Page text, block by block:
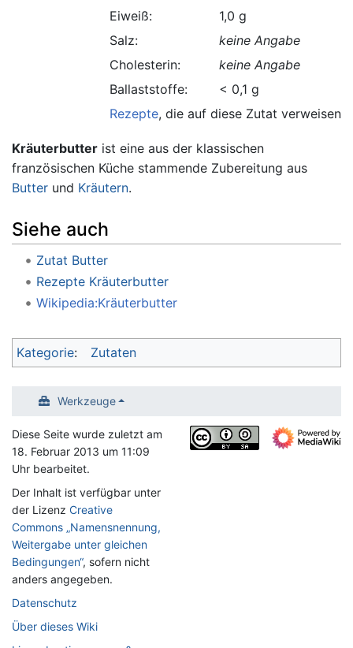
Eiweiß:
1,0 g
Salz:
keine Angabe
Cholesterin:
keine Angabe
Ballaststoffe:
< 0,1 g
Rezepte, die auf diese Zutat verweisen.
Kräuterbutter ist eine aus der klassischen
französischen Küche stammende Zubereitung aus
Butter und Kräutern.
Siehe auch
Zutat Butter
Rezepte Kräuterbutter
Wikipedia:Kräuterbutter
Kategorie: Zutaten
Werkzeuge
Diese Seite wurde zuletzt am
18. Februar 2013 um 11:09
Uhr bearbeitet.
Der Inhalt ist verfügbar unter
der Lizenz Creative
Commons „Namensnennung,
Weitergabe unter gleichen
Bedingungen“, sofern nicht
anders angegeben.
Datenschutz
Über dieses Wiki